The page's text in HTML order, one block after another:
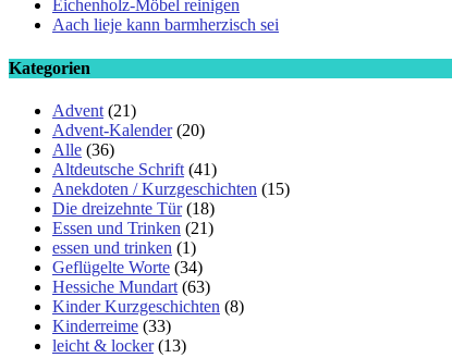
Eichenholz-Möbel reinigen
Aach lieje kann barmherzisch sei
Kategorien
Advent (21)
Advent-Kalender(20)
Alle (36)
Altdeutsche Schrift (41)
Anekdoten / Kurzgeschichten (15)
Die dreizehnte Tür(18)
Essen und Trinken (21)
essen und trinken (1)
Geflügelte Worte (34)
Hessiche Mundart (63)
Kinder Kurzgeschichten (8)
Kinderreime (33)
leicht & locker(13)